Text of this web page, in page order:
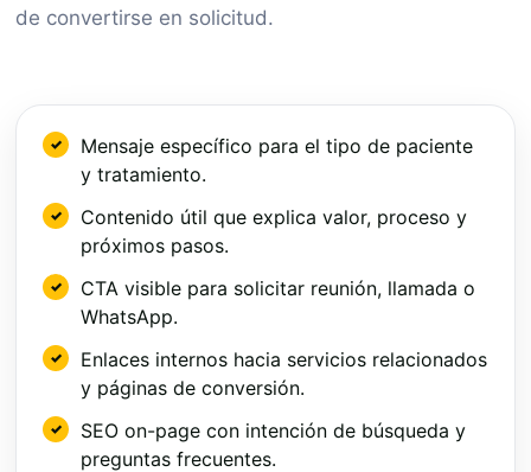
de convertirse en solicitud.
Mensaje específico para el tipo de paciente
y tratamiento.
Contenido útil que explica valor, proceso y
próximos pasos.
CTA visible para solicitar reunión, llamada o
WhatsApp.
Enlaces internos hacia servicios relacionados
y páginas de conversión.
SEO on-page con intención de búsqueda y
preguntas frecuentes.